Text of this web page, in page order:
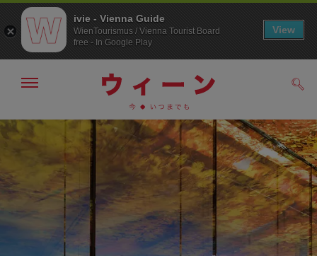
メ
ニ
へ
こ
の
ジ
の
ト
メ
の
示・
表
す
る
ivie - Vienna Guide
WienTourismus / Vienna Tourist Board
free - In Google Play
View